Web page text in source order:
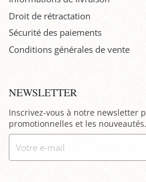
Droit de rétractation
Sécurité des paiements
Conditions générales de vente
NEWSLETTER
Inscrivez-vous à notre newsletter
promotionnelles et les nouveautés.